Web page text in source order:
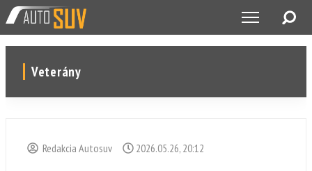
Veterány
Redakcia Autosuv 2026.05.26, 20:12